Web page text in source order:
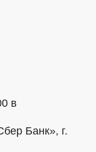
в
Банк», г.